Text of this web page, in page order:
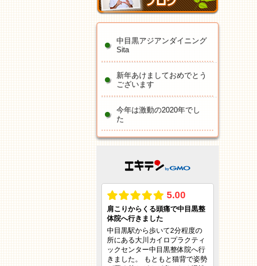
中目黒アジアンダイニング
Sita
新年あけましておめでとう
ございます
今年は激動の2020年でし
た